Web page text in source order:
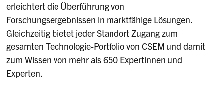
erleichtert die Überführung von
Forschungsergebnissen in marktfähige Lösungen.
Gleichzeitig bietet jeder Standort Zugang zum
gesamten Technologie-Portfolio von CSEM und damit
zum Wissen von mehr als 650 Expertinnen und
Experten.